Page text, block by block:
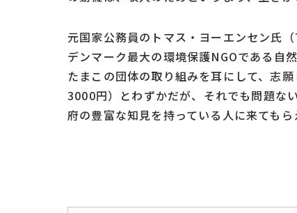
元国家公務員のトマス・ヨーエンセン氏
デンマーク最大の環境保護NGOである自
たまこの団体の取り組みを耳にして、志
3000円）とわずかだが、それでも問題な
府の豊富な知見を持っている人に来ても